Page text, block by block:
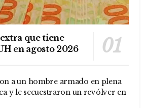
que tiene
en agosto 2026
a un hombre armado en plena
y le secuestraron un revólver en